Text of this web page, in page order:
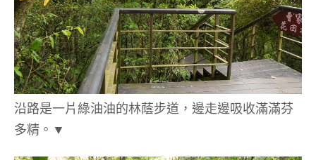
沿路是一片綠油油的林蔭步道，邊走邊吸收滿滿芬
多精。▼